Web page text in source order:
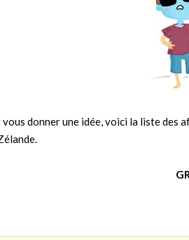
vous donner une idée, voici la liste